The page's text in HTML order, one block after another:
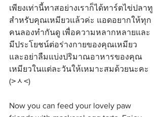
เพียงเท่านี้ทาสอย่างเราก็ได้ทาร์ตไข่ปลาทู
สำหรับคุณเหมียวแล้วค่ะ แอดอยากให้ทุก
คนลองทำกันดู เพื่อความหลากหลายและ
มีประโยชน์ต่อร่างกายของคุณเหมียว
และอย่าลืมแบ่งปริมาณอาหารของคุณ
เหมียวในแต่ละวันให้เหมาะสมด้วยนะคะ
(˃ᆺ˂)
Now you can feed your lovely paw